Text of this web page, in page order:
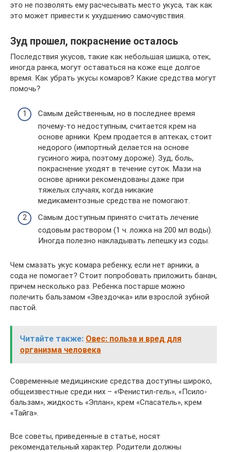
это не позволять ему расчесывать место укуса, так как
это может привести к ухудшению самочувствия.
Зуд прошел, покраснение осталось
Последствия укусов, такие как небольшая шишка, отек,
иногда ранка, могут оставаться на коже еще долгое
время. Как убрать укусы комаров? Какие средства могут
помочь?
Самым действенным, но в последнее время
почему-то недоступным, считается крем на
основе арники. Крем продается в аптеках, стоит
недорого (импортный делается на основе
гусиного жира, поэтому дороже). Зуд, боль,
покраснение уходят в течение суток. Мази на
основе арники рекомендованы даже при
тяжелых случаях, когда никакие
медикаментозные средства не помогают.
Самым доступным принято считать лечение
содовым раствором (1 ч. ложка на 200 мл воды).
Иногда полезно накладывать лепешку из соды.
Чем смазать укус комара ребенку, если нет арники, а
сода не помогает? Стоит попробовать приложить банан,
причем несколько раз. Ребенка постарше можно
полечить бальзамом «Звездочка» или взрослой зубной
пастой.
Читайте также: Овес: польза и вред для
организма человека
Современные медицинские средства доступны широко,
общеизвестные среди них – «Фенистил-гель», «Псило-
бальзам», жидкость «Эплан», крем «Спасатель», крем
«Тайга».
Все советы, приведенные в статье, носят
рекомендательный характер. Родители должны